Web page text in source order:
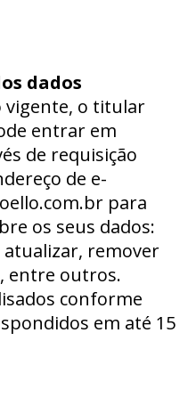
dados
vigente, o titular
entrar em
de requisição
de e-
para
os seus dados:
remover
entre outros.
conforme
em até 15